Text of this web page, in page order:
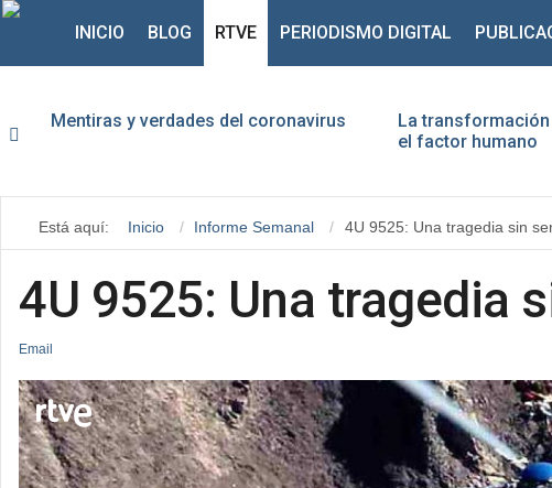
INICIO BLOG RTVE PERIODISMO DIGITAL
Mentiras y verdades del coronavirus
La
el factor humano
Está aquí: Inicio Informe Semanal 4U 9525: Una tragedia sin
4U 9525: Una tragedia
Email
Contraseña